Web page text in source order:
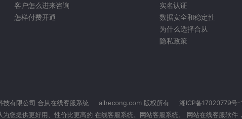
客户怎么进来咨询
怎样付费开通
实名认证
数据安全和稳定性
为什么选择合从
隐私政策
技有限公司 合从在线客服系统 aihecong.com 版权所有 湘ICP备17020779号-
为您提供更好用、性价比更高的 在线客服系统、 网站客服系统 、 网站在线客服软件